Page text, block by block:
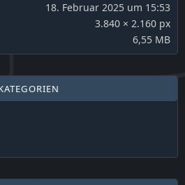
18. Februar 2025 um 15:53
3.840 × 2.160 px
6,55 MB